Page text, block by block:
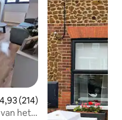
beoordeling van
4,93 (214)
het